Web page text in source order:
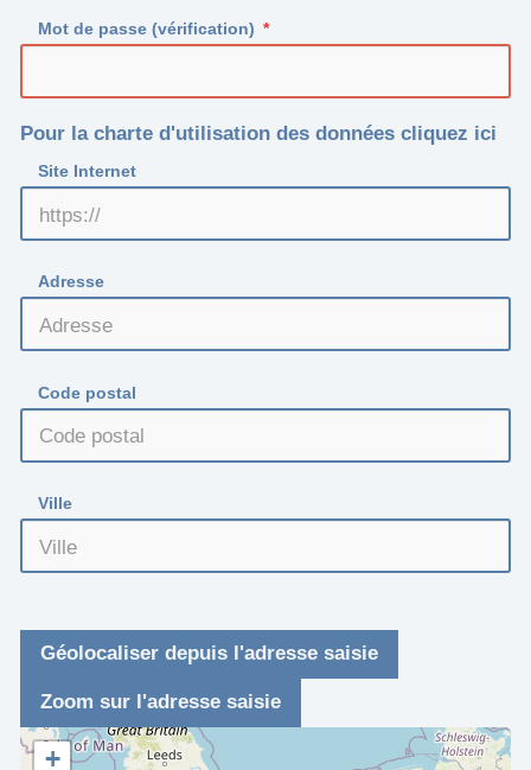
Mot de passe (vérification)
Pour la charte d'utilisation des données cliquez ici
Site Internet
Adresse
Code postal
Ville
Géolocaliser depuis l'adresse saisie
Zoom sur l'adresse saisie
+